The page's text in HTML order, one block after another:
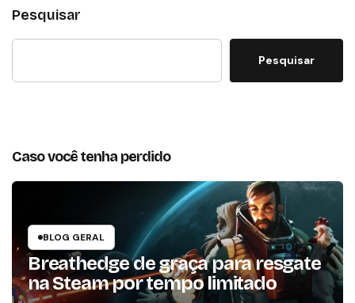
Pesquisar
Pesquisar
Caso você tenha perdido
BLOG GERAL
Breathedge de graça para resgate
na Steam por tempo limitado